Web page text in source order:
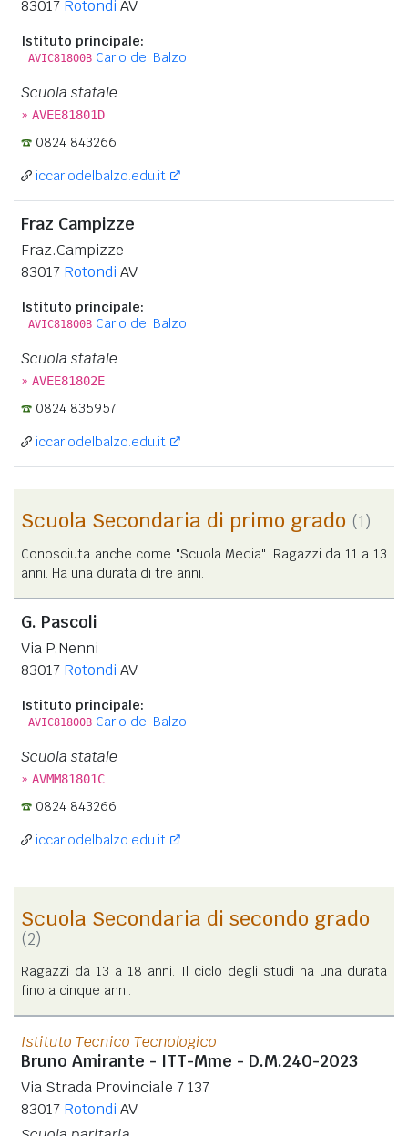
83017 Rotondi AV
Istituto principale:
AVIC81800B Carlo del Balzo
Scuola statale
» AVEE81801D
0824 843266
iccarlodelbalzo.edu.it
Fraz Campizze
Fraz.Campizze
83017 Rotondi AV
Istituto principale:
AVIC81800B Carlo del Balzo
Scuola statale
» AVEE81802E
0824 835957
iccarlodelbalzo.edu.it
Scuola Secondaria di primo grado (1)
Conosciuta anche come "Scuola Media". Ragazzi da 11 a 13
anni. Ha una durata di tre anni.
G. Pascoli
Via P.Nenni
83017 Rotondi AV
Istituto principale:
AVIC81800B Carlo del Balzo
Scuola statale
» AVMM81801C
0824 843266
iccarlodelbalzo.edu.it
Scuola Secondaria di secondo grado
(2)
Ragazzi da 13 a 18 anni. Il ciclo degli studi ha una durata
fino a cinque anni.
Istituto Tecnico Tecnologico
Bruno Amirante - ITT-Mme - D.M.240-2023
Via Strada Provinciale 7 137
83017 Rotondi AV